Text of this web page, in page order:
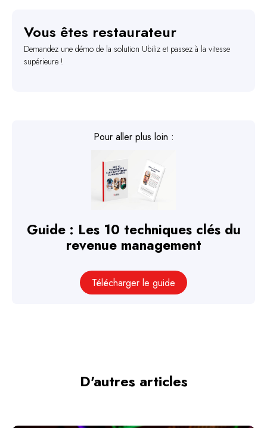
Vous êtes restaurateur
Demandez une démo de la solution Ubiliz et passez à la vitesse
supérieure !
Pour aller plus loin :
Guide : Les 10 techniques clés du
revenue management
Télécharger le guide
D'autres articles